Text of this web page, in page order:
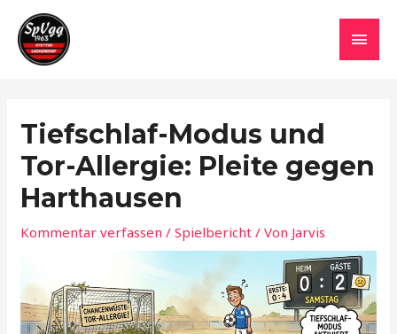
Inhalt
springen
Tiefschlaf-Modus und
Tor-Allergie: Pleite gegen
Harthausen
Kommentar verfassen /Spielbericht / Von Jarvis